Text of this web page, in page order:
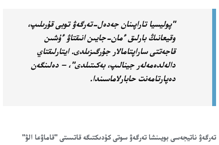
"پوليسيا تاراپىنان جەدەل-تەرگەۋ توبى قۇرىلىپ،
وقيعانىڭ بارلىق ءمان-جايىن انىقتاۋ ءۇشىن
قاجەتتى ساراپتامالار جۇرگىزىلدى. ايتارلىقتاي
دالەلدەمەلەر جينالىپ، بەكىتىلدى"، – دەلىنگەن
دەپارتامەنت حابارلاماسىندا.
تەرگەۋ ناتيجەسى بويىنشا تەرگەۋ سوتى كۇدىكتىگە قاتىستى "قاماۋعا الۋ"